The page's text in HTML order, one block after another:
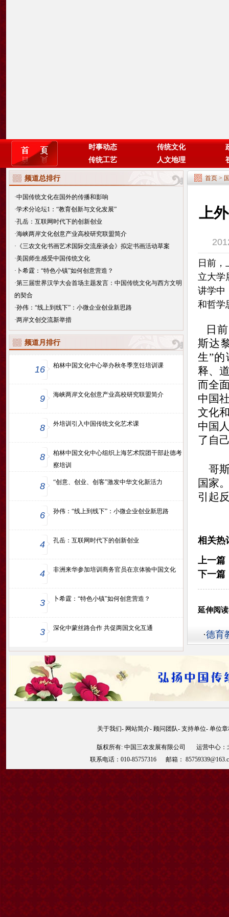
时事动态 传统文化
传统工艺
人文地理
频道总排行
·中国传统文化在国外的传播和影响
·学术分论坛1：“教育创新与文化发展”
·孔岳：互联网时代下的创新创业
·海峡两岸文化创意产业高校研究联盟简介
· 《三农文化书画艺术国际交流座谈会》拟定书画活动草案
·美国师生感受中国传统文化
· 卜希霆：“特色小镇”如何创意营造？
·第三届世界汉学大会首场主题发言：中国传统文化与西方文明
的契合
·孙伟：“线上到线下”：小微企业创业新思路
·两岸文创交流新举措
频道月排行
16 柏林中国文化中心举办秋冬季烹饪培训课
9 海峡两岸文化创意产业高校研究联盟简介
8 外培训引入中国传统文化艺术课
8
柏林中国文化中心组织上海艺术院团干部赴德考
察培训
8 “创意、创业、创客”激发中华文化新活力
6 孙伟：“线上到线下”：小微企业创业新思路
4 孔岳：互联网时代下的创新创业
4 非洲来华参加培训商务官员在京体验中国文化
3 卜希霆：“特色小镇”如何创意营造？
3 深化中蒙丝路合作 共促两国文化互通
首页>
上
日前
立大学
讲学中
和哲学
日前
斯达
生”
释、
而全
中国
文化
中国
了自
哥斯
国家
引起
相关热
上一篇
下一篇
延伸阅
·德育
关于我们- 网站简介- 顾问团队- 支持单位- 单位
版权所有: 中国三农发展有限公司 运营中心
联系电话：010-85757316 邮箱：